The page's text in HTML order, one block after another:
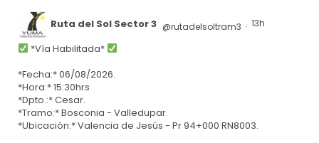
Ruta del Sol Sector 3 @rutadelsoltram3 · 13h
*Vía Habilitada*
*Fecha:* 06/08/2026.
*Hora:* 15:30hrs
*Dpto.:* Cesar.
*Tramo:* Bosconia - Valledupar.
*Ubicación:* Valencia de Jesús - Pr 94+000 RN8003.